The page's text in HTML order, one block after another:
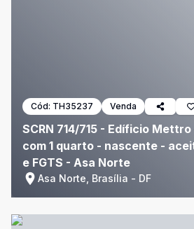
Cód: TH35237 Venda
SCRN 714/715 - Edíficio
com 1 quarto - nascente -
e FGTS - Asa Norte
Asa Norte, Brasília - DF